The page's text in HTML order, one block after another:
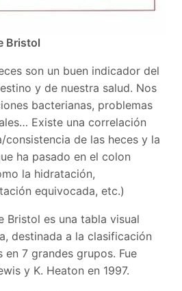
Bristol
son un buen indicador del
y de nuestra salud. Nos
bacterianas, problemas
Existe una correlación
de las heces y la
ha pasado en el colon
la hidratación,
equivocada, etc.)
Bristol es una tabla visual
destinada a la clasificación
en 7 grandes grupos. Fue
y K. Heaton en 1997.